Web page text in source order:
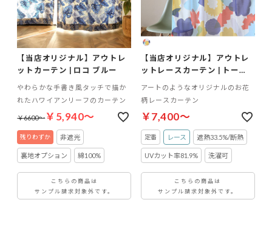
【当店オリジナル】アウトレ
ットカーテン | ロコ ブルー
やわらかな手書き風タッチで描か
れたハワイアンリーフのカーテン
￥6600～￥5,940～
非遮光
裏地オプション 綿100%
こちらの商品は
サンプル請求対象外です。
【当店オリジナル】アウトレ
ットレースカーテン | トー
ン・ボイル
アートのようなオリジナルのお花
柄レースカーテン
￥7,400～
レース 遮熱33.5%/断熱
UVカット率81.9% 洗濯可
こちらの商品は
サンプル請求対象外です。